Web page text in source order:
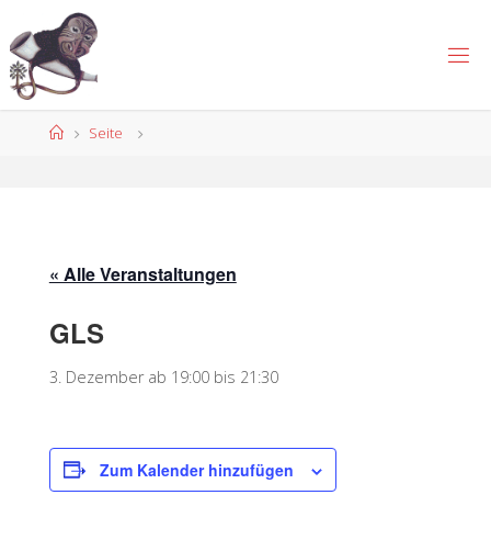
Inhalt
springen
StartSeite
« Alle Veranstaltungen
GLS
3. Dezember ab 19:00bis 21:30
Zum Kalender hinzufügen